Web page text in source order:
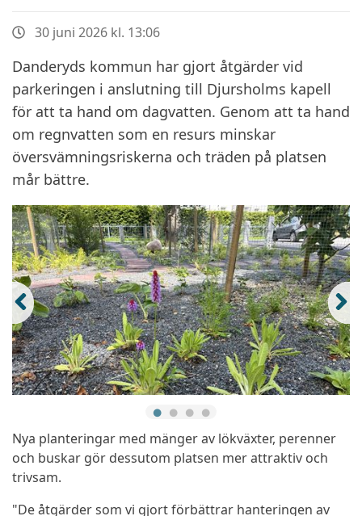
30 juni 2026 kl. 13:06
Danderyds kommun har gjort åtgärder vid
parkeringen i anslutning till Djursholms kapell
för att ta hand om dagvatten. Genom att ta hand
om regnvatten som en resurs minskar
översvämningsriskerna och träden på platsen
mår bättre.
Nya planteringar med mänger av lökväxter, perenner
och buskar gör dessutom platsen mer attraktiv och
trivsam.
"De åtgärder som vi gjort förbättrar hanteringen av